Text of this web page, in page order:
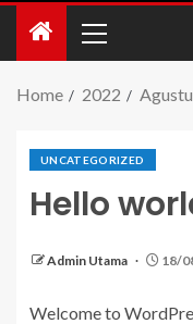
Home 2022
UNCATEGORIZED
Hello
Admin Utama 18/
Welcome to